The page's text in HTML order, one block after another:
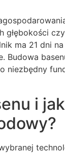
ma 21 dni
Budowa
niezbędny
i